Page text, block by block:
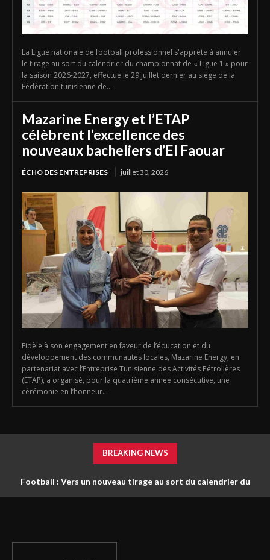
La Ligue nationale de football professionnel s'apprête à annuler
le tirage au sort du calendrier du championnat de « Ligue 1 » pour
la saison 2026-2027, effectué le 29 juillet dernier au siège de la
Fédération tunisienne de...
Mazarine Energy et l’ETAP
célèbrent l’excellence des
nouveaux bacheliers d’El Faouar
ÉCHO DES ENTREPRISES juillet 30, 2026
Fidèle à son engagement en faveur de l’éducation et du
développement des communautés locales, Mazarine Energy, en
partenariat avec l’Entreprise Tunisienne des Activités Pétrolières
(ETAP), a organisé, pour la quatrième année consécutive, une
cérémonie en l’honneur...
BREAKING NEWS
Football : Vers un nouveau tirage au sort du calendrier du